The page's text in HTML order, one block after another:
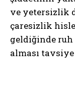
ve yetersizlik
çaresizlik
geldiğinde ruh
alması